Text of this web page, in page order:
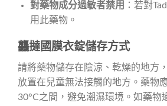
對藥物成分過敏者禁用
：若對
用此藥物。
龘撻國膜衣錠儲存方式
請將藥物儲存在陰涼、乾燥的地方
放置在兒童無法接觸的地方。藥物
30°C之間，避免潮濕環境。如藥物